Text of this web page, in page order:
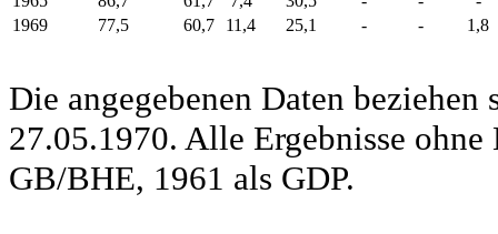
1969
77,5 60,7 11,4 25,1 - - 1,8
Die angegebenen Daten
27.05.1970. Alle Ergebnisse
GB/BHE, 1961 als GDP.